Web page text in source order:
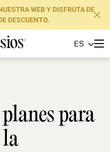
WEB Y DISFRUTA DE
DESCUENTO.
ES
para